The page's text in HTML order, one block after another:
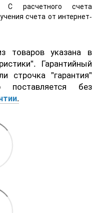
расчетного счета
счета от интернет-
товаров указана в
Гарантийный
строчка "гарантия"
без
.